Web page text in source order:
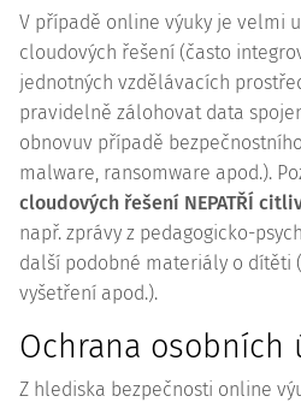
V případě online výuky je velmi
cloudových řešení (často
jednotných vzdělávacích
pravidelně zálohovat data
obnovuv případě
malware, ransomware apod.).
cloudových řešení NEPATŘÍ
např. zprávy z pedagogicko-
další podobné materiály o dítěti
vyšetření apod.).
Ochrana osobních
Z hlediska bezpečnosti online